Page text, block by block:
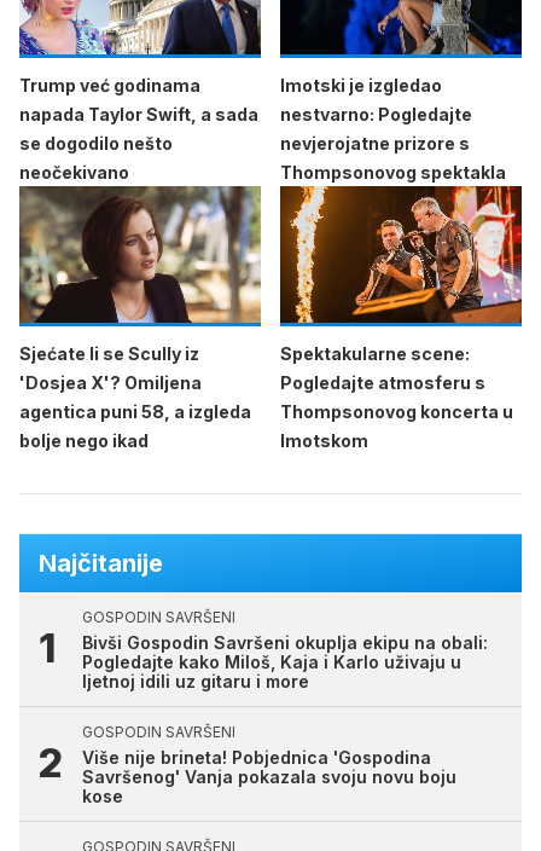
Trump već godinama
napada Taylor Swift, a sada
se dogodilo nešto
neočekivano
Imotski je izgledao
nestvarno: Pogledajte
nevjerojatne prizore s
Thompsonovog spektakla
Sjećate li se Scully iz
'Dosjea X'? Omiljena
agentica puni 58, a izgleda
bolje nego ikad
Spektakularne scene:
Pogledajte atmosferu s
Thompsonovog koncerta u
Imotskom
Najčitanije
GOSPODIN SAVRŠENI
Bivši Gospodin Savršeni okuplja ekipu na obali:
Pogledajte kako Miloš, Kaja i Karlo uživaju u
ljetnoj idili uz gitaru i more
GOSPODIN SAVRŠENI
Više nije brineta! Pobjednica 'Gospodina
Savršenog' Vanja pokazala svoju novu boju
kose
GOSPODIN SAVRŠENI